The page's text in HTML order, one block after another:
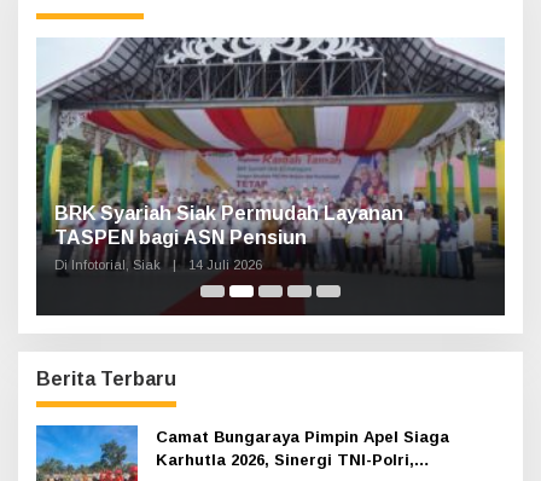
n
:
BRK Syariah Siak Permudah Layanan
TASPEN bagi ASN Pensiun
Di Infotorial, Siak | 14 Juli 2026
Berita Terbaru
Camat Bungaraya Pimpin Apel Siaga
Karhutla 2026, Sinergi TNI-Polri,